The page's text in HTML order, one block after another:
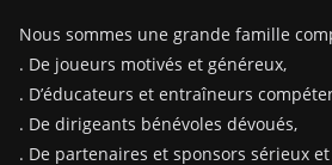
Nous sommes une grande famille
. De joueurs motivés et généreux,
. D’éducateurs et entraîneurs
. De dirigeants bénévoles dévoués,
. De partenaires et sponsors sérieux